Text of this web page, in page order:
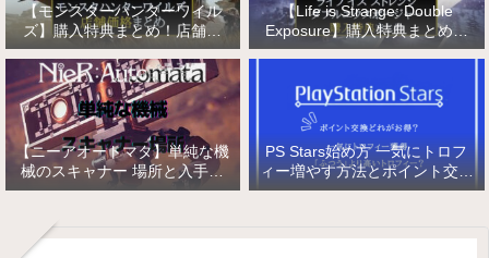
【モンスターハンターワイル
ズ】購入特典まとめ！店舗特
典・店舗価格比較！
【Life is Strange: Double
Exposure】購入特典まとめ！
店舗特典・店舗価格比較！ライ
スポージャー
【ニーアオートマタ】単純な機
械のスキャナー 場所と入手方
法/複雑な機械と精巧な機械の
PS Stars始め方 一気にトロフ
ィー増やす方法とポイント交換
【PlayStation Stars】